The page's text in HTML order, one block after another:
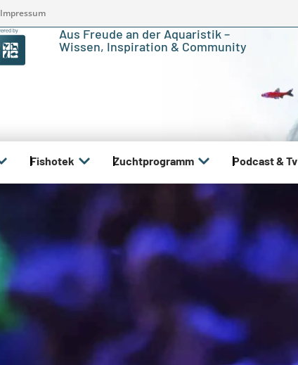
Impressum
Aus Freude an der Aquaristik –
Wissen, Inspiration & Community
Fishotek Zuchtprogramm Podcast & Tv